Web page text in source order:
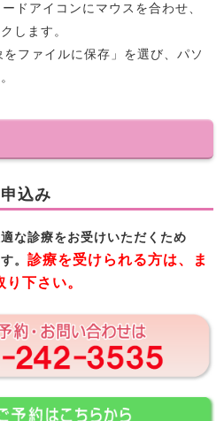
ドアイコンにマウスを合わせ、
します。
ファイルに保存」を選び、パソ
込み
な診療をお受けいただくため
。 診療を受けられる方は、ま
下さい。